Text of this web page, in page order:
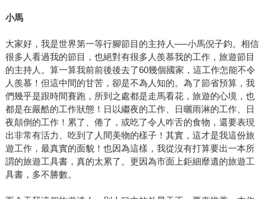
小馬
大家好，我是世界第一等行腳節目的主持人──小馬倪子鈞。相信
很多人看過我的節目，也絕對有很多人羨慕我的工作，旅遊節目
的主持人。算一算我前前後後去了60幾個國家，這工作怎能不令
人羨慕！但這中間的甘苦，卻是不為人知的。為了節省預算，我
們幾乎是跟時間賽跑，所到之處都是走馬看花，旅遊的心境，也
都是在嚴酷的工作狀態！日以繼夜的工作、日曬雨淋的工作、日
夜顛倒的工作！累了、倦了，或吃了令人咋舌的食物，還要表現
出非常有活力、吃到了人間美物的樣子！其實，這才是我這份旅
遊工作，最真實的面貌！也因為這樣，我從沒有打算要出一本所
謂的旅遊工具書，真的太累了。更因為市面上鉅細靡遺的旅遊工
具書，多不勝數。